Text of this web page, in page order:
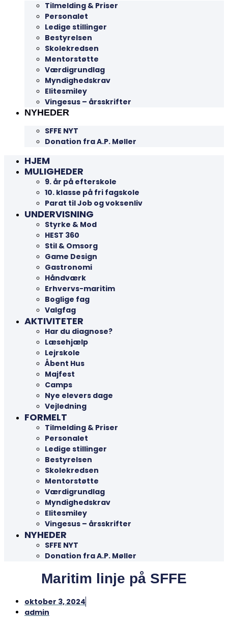
Tilmelding & Priser
Personalet
Ledige stillinger
Bestyrelsen
Skolekredsen
Mentorstøtte
Værdigrundlag
Myndighedskrav
Elitesmiley
Vingesus – årsskrifter
NYHEDER
SFFE NYT
Donation fra A.P. Møller
HJEM
MULIGHEDER
9. år på efterskole
10. klasse på fri fagskole
Parat til Job og voksenliv
UNDERVISNING
Styrke & Mod
HEST 360
Stil & Omsorg
Game Design
Gastronomi
Håndværk
Erhvervs-maritim
Boglige fag
Valgfag
AKTIVITETER
Har du diagnose?
Læsehjælp
Lejrskole
Åbent Hus
Majfest
Camps
Nye elevers dage
Vejledning
FORMELT
Tilmelding & Priser
Personalet
Ledige stillinger
Bestyrelsen
Skolekredsen
Mentorstøtte
Værdigrundlag
Myndighedskrav
Elitesmiley
Vingesus – årsskrifter
NYHEDER
SFFE NYT
Donation fra A.P. Møller
Maritim linje på SFFE
oktober 3, 2024
admin